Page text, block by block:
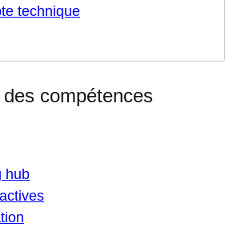
technique
compétences
hub